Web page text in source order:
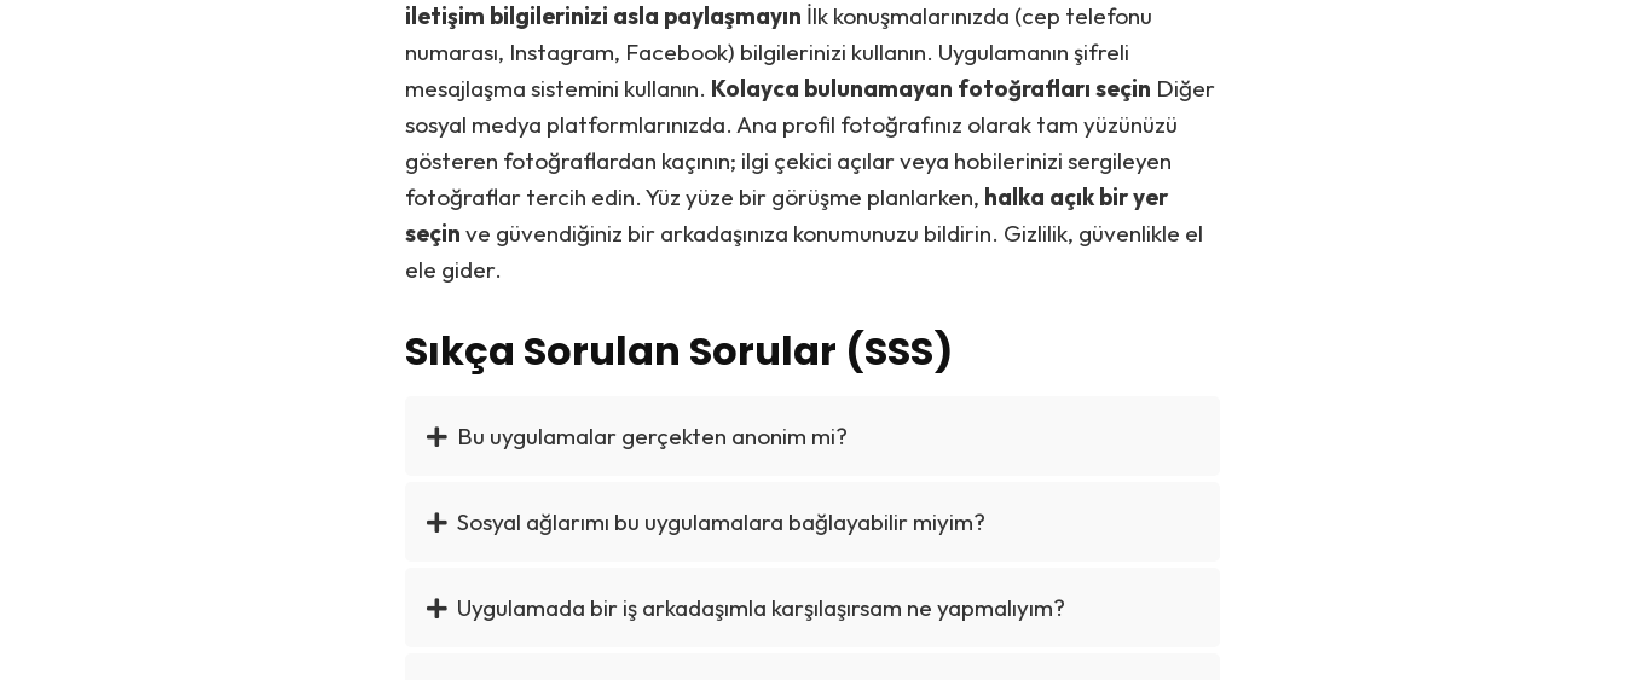
iletişim bilgilerinizi asla paylaşmayın İlk konuşmalarınızda (cep telefonu
numarası, Instagram, Facebook) bilgilerinizi kullanın. Uygulamanın şifreli
mesajlaşma sistemini kullanın. Kolayca bulunamayan fotoğrafları seçin Diğer
sosyal medya platformlarınızda. Ana profil fotoğrafınız olarak tam yüzünüzü
gösteren fotoğraflardan kaçının; ilgi çekici açılar veya hobilerinizi sergileyen
fotoğraflar tercih edin. Yüz yüze bir görüşme planlarken, halka açık bir yer
seçin ve güvendiğiniz bir arkadaşınıza konumunuzu bildirin. Gizlilik, güvenlikle el
ele gider.
Sıkça Sorulan Sorular (SSS)
Bu uygulamalar gerçekten anonim mi?
Sosyal ağlarımı bu uygulamalara bağlayabilir miyim?
Uygulamada bir iş arkadaşımla karşılaşırsam ne yapmalıyım?